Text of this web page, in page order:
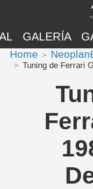
GALERÍA
Home
Tuning de Ferrari